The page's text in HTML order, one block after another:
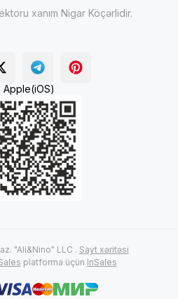
xanım Nigar Köçərlidir.
Apple(iOS)
"Ali&Nino" LLC . Sayt xəritəsi
platforma üçün InSales